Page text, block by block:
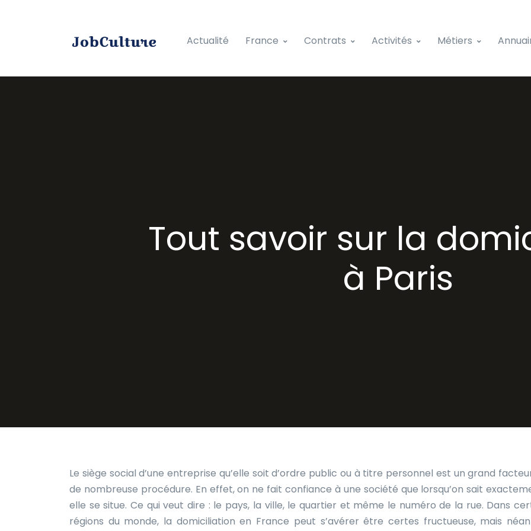
Actualité France Contrats Activités Métiers
Tout savoir sur la
à Paris
Le siège social d’une entreprise qu’elle soit d’ordre public ou à titre personnel est un grand
de nombreuse procédure. En effet, on ne fait confiance à une société que lorsqu’on sait
elle se situe. Ce qui veut dire : le pays, la ville, le quartier et même le numéro de la rue. Dans
régions du monde, la domiciliation en France peut s’avérer être certes fructueuse, mais